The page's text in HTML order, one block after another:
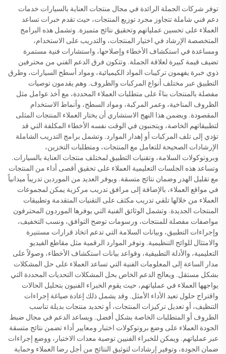
توفر شركات الجملة الرائدة في مجال منتجات العناية بالسيارات خدمات
دعم فني شاملة تتجاوز مجرد توزيع المنتجات، حيث تقدم خبرات تساعد
العملاء على تحسين عملياتهم وتحقيق نتائج متميزة. وتشمل هذه البرامج
المتخصصة الإرشاد في اختيار المنتجات، والتدريب على الاستخدام،
ومساعدة في استكشاف الأخطاء وإصلاحها، واستشارات فنية مستمرة
تضيف قيمة كبيرة لعلاقة الجملة. وتتكون فرق الدعم الفني من محترفين
ذوي خبرة يفهمون تركيبات المواد الكيميائية، ومواد أسطح السيارات، وطرق
التطبيق عبر مختلف أنواع المركبات والظروف. وهم يقدمون توصيات
مفصلة بالمنتجات بناءً على متطلبات العملاء المحددة، مع أخذ عوامل مثل
الظروف المناخية، وعمر المركبة، ومواد السطح، وأنماط الاستخدام
المقصودة. ويضمن هذا النهج الاستشاري أن يختار العملاء المنتجات المثلى
لتطبيقاتهم الخاصة، ويتجنبون في الوقت نفسه الأخطاء المكلفة التي قد
تؤدي إلى تلف المركبات أو إهدار الموارد. وتشمل برامج التدريب الشاملة
الإرشادات الصحيحة للتعامل مع المنتجات، ومتطلبات التخزين،
وبروتوكولات السلامة، وتقنيات التطبيق لمختلف منتجات العناية بالسيارات.
وتساعد هذه الجلسات التعليمية العملاء على تحقيق أقصى أداء من المنتجات
مع تقليل الهدر وضمان نتائج متسقة. ويوفر العديد من الموردين تدريباً ميدانياً
في مواقع العملاء، بالإضافة إلى مرافق تدريب مركزية يمكن لمجموعات
العملاء من خلالها تلقي تدريب مكثف على التقنيات المتقدمة وتطبيقات
المنتجات الجديدة. وتشمل الوثائق الفنية التي يوفرها الموردون المحترفون
مواصفات مفصلة للمنتجات، ورسومات توضح التوافق، ونسب التخفيف،
وإجراءات التطبيق، وبيانات السلامة التي تدعم اتخاذ قرارات مستنيرة
والامتثال للوائح التنظيمية. وتوفر الموارد الرقمية مثل مقاطع الفيديو
التعليمية، والأدلة التطبيقية، وقواعد بيانات استكشاف الأخطاء، وصولاً على
مدار الساعة إلى المعلومات الفنية التي تساعد العملاء على حل المشكلات
بشكل مستقل. ويعالج الدعم الخاص بحل المشكلات التحديات المحددة التي
يواجهها العملاء في عملياتهم، حيث يقوم الخبراء الفنيون بتحليل الحالات
واقتراح حلول تعيد الأداء الأمثل. وقد يشمل ذلك إعادة صياغة إجراءات
التنظيف، أو تعديل تركيزات المنتجات، أو تحديد منتجات بديلة تناسب
الظروف أو المتطلبات الخاصة بشكل أفضل. ويساعد الدعم في مجال ضبط
الجودة العملاء على وضع بروتوكولات اختبار ومعايير أداء تضمن نتائج متسقة
عبر عملياتهم. ويمكن للخبراء الفنيين توصية معدات الاختبار، ووضع إجراءات
ضمان الجودة، وتوفير إرشادات لتوثيق النتائج من أجل رضا العملاء وحماية